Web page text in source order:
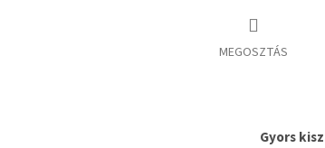
MEGOSZTÁS
Gyors